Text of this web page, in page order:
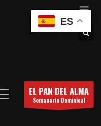
EL PAN DEL ALMA
Semanario Dominical
ES